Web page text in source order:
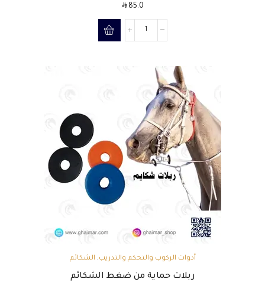
SAR85.0
أدوات الركوب والتحكم والتدريب, الشكائم
ربلات حماية من ضغط الشكائم